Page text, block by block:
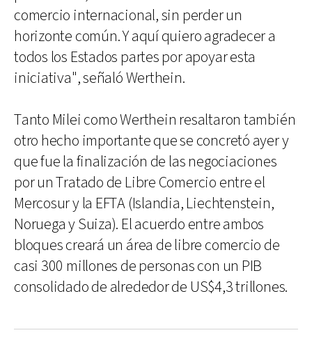
comercio internacional, sin perder un
horizonte común. Y aquí quiero agradecer a
todos los Estados partes por apoyar esta
iniciativa", señaló Werthein.
Tanto Milei como Werthein resaltaron también
otro hecho importante que se concretó ayer y
que fue la finalización de las negociaciones
por un Tratado de Libre Comercio entre el
Mercosur y la EFTA (Islandia, Liechtenstein,
Noruega y Suiza). El acuerdo entre ambos
bloques creará un área de libre comercio de
casi 300 millones de personas con un PIB
consolidado de alrededor de US$4,3 trillones.